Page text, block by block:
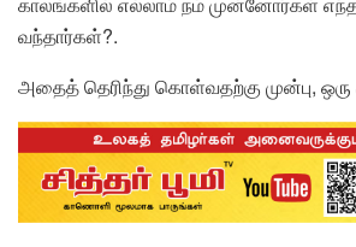
வந்தார்கள்?.
அதைத் தெரிந்து கொள்வதற்கு முன்பு, ஒரு